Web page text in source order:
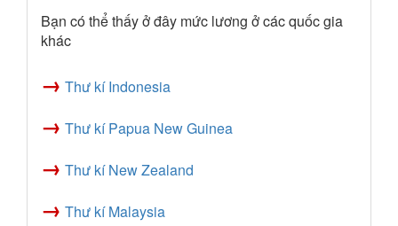
Bạn có thể thấy ở đây mức lương ở các quốc gia
khác
→ Thư kí Indonesia
→ Thư kí Papua New Guinea
→ Thư kí New Zealand
→ Thư kí Malaysia